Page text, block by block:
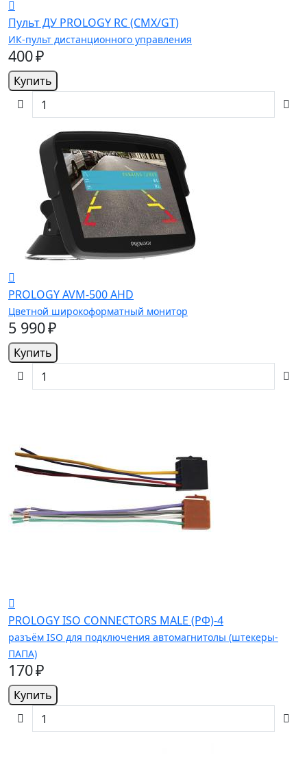
Пульт ДУ PROLOGY RC (CMX/GT)
ИК-пульт дистанционного управления
400 ₽
Купить
PROLOGY AVM-500 AHD
Цветной широкоформатный монитор
5 990 ₽
Купить
PROLOGY ISO CONNECTORS MALE (РФ)-4
разъём ISO для подключения автомагнитолы (штекеры-
ПАПА)
170 ₽
Купить